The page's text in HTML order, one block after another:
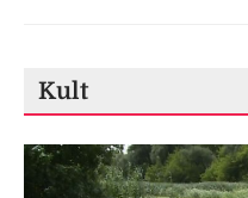
Kult